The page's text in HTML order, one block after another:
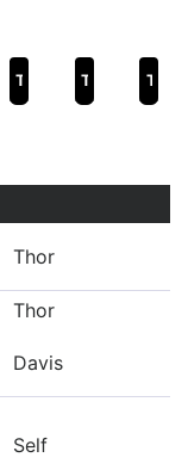
Thor
Thor
Davis
Self